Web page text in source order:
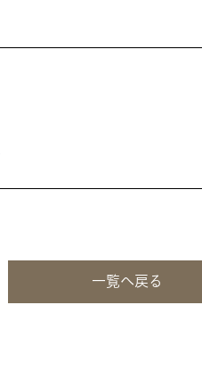
一覧へ戻る